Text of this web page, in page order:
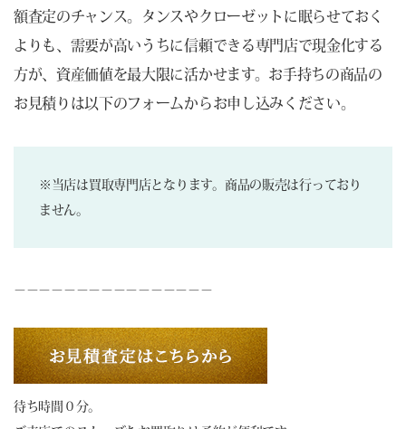
額査定のチャンス。タンスやクローゼットに眠らせておく
よりも、需要が高いうちに信頼できる専門店で現金化する
方が、資産価値を最大限に活かせます。お手持ちの商品の
お見積りは以下のフォームからお申し込みください。
※当店は買取専門店となります。商品の販売は行っており
ません。
－－－－－－－－－－－－－－－－
待ち時間０分。